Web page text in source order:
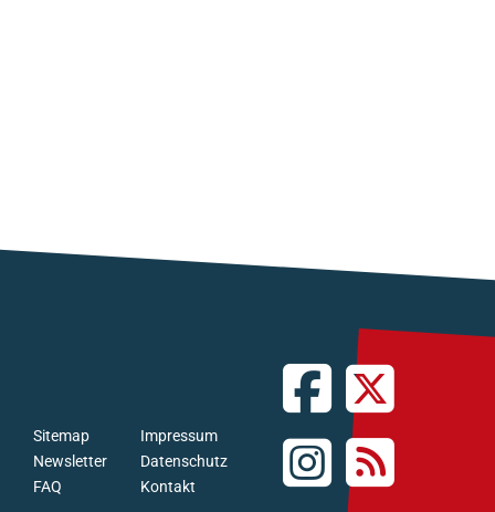
FAQ
Newsletter
Sitemap
Kontakt
Datenschutz
Impressum